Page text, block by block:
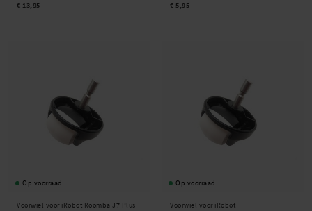
€ 13,95 € 5,95
Op voorraad
Voorwiel voor iRobot Roomba J7 Plus
Op voorraad
Voorwiel voor iRobot